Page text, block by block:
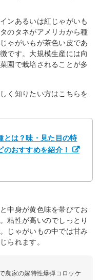
ンあるいは紅じゃがいも
のタネがアメリカから種
ゃがいもが茶色い皮であ
です。大規模生産には向
園で栽培されることが多
く知りたい方はこちらを
とは？味・見た目の特
おすすめを紹介！
中身が黄色味を帯びてお
粘性が高いのでしっとり
じゃがいもの中では甘み
られます。
農家の嫁特性爆弾コロッケ